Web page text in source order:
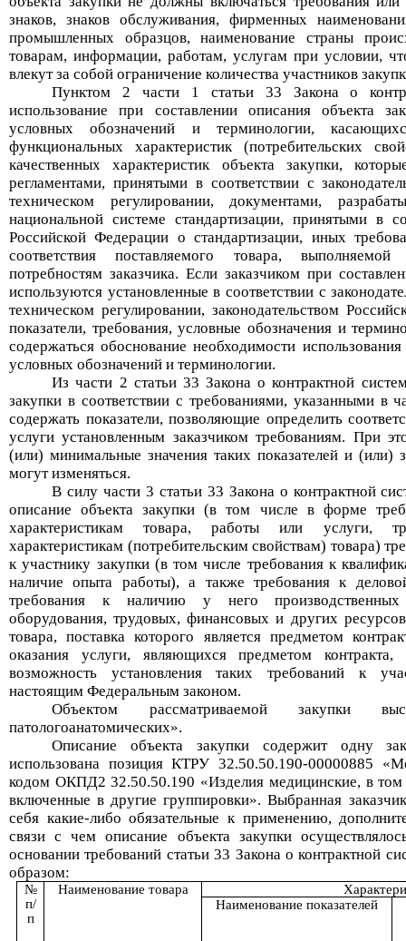
знаков, знаков обслуживания, фирменных
промышленных образцов, наименование страны
товарам, информации, работам, услугам при условии,
влекут за собой ограничение количества участников
Пунктом 2 части 1 статьи 33 Закона о
использование при составлении описания объекта
условных обозначений и терминологии,
функциональных характеристик (потребительских
качественных характеристик объекта закупки,
регламентами, принятыми в соответствии с
техническом регулировании, документами,
национальной системе стандартизации, принятыми в
Российской Федерации о стандартизации, иных
соответствия поставляемого товара,
потребностям заказчика. Если заказчиком при
используются установленные в соответствии с
техническом регулировании, законодательством
показатели, требования, условные обозначения и
содержаться обоснование необходимости
условных обозначений и терминологии.
Из части 2 статьи 33 Закона о контрактной
закупки в соответствии с требованиями, указанными в
содержать показатели, позволяющие определить
услуги установленным заказчиком требованиям. При
(или) минимальные значения таких показателей и (или)
могут изменяться.
В силу части 3 статьи 33 Закона о контрактной
описание объекта закупки (в том числе в форме
характеристикам товара, работы или услуги,
характеристикам (потребительским свойствам) товара)
к участнику закупки (в том числе требования к
наличие опыта работы), а также требования к
требования к наличию у него производственных
оборудования, трудовых, финансовых и других
товара, поставка которого является предметом
оказания услуги, являющихся предметом
возможность установления таких требований к
настоящим Федеральным законом.
Объектом рассматриваемой закупки
патологоанатомических».
Описание объекта закупки содержит одну
использована позиция КТРУ32.50.50.190-00000885 «
кодом ОКПД232.50.50.190 «Изделия медицинские, в
включенные в другие группировки».Выбранная
себя какие-либо обязательные к применению,
связи с чем описание объекта закупки
основании требований статьи33 Закона о контрактной
образом:
№
п/
п
Наименование товара
Наименование показателей